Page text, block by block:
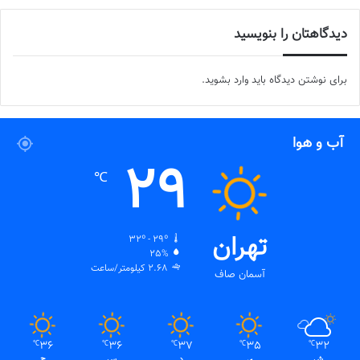
دیدگاهتان را بنویسید
برای نوشتن دیدگاه باید وارد بشوید.
آب و هوا
تهران
آسمان صاف
29
℃
32º - 29º
25%
2.68 کیلومتر/ساعت
32
℃
35
℃
37
℃
36
℃
36
℃